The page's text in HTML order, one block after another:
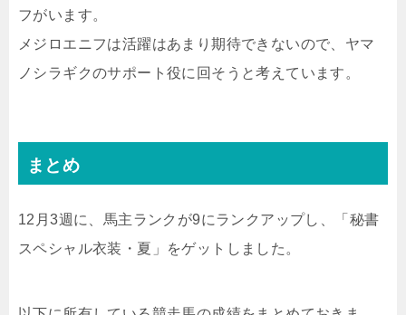
フがいます。
メジロエニフは活躍はあまり期待できないので、ヤマ
ノシラギクのサポート役に回そうと考えています。
まとめ
12月3週に、馬主ランクが9にランクアップし、「秘書
スペシャル衣装・夏」をゲットしました。